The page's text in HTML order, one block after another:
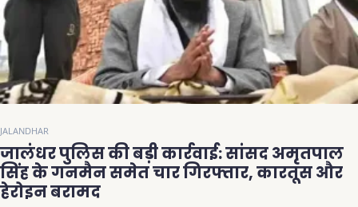
JALANDHAR
जालंधर पुलिस की बड़ी कार्रवाई: सांसद अमृतपाल
सिंह के गनमैन समेत चार गिरफ्तार, कारतूस और
हेरोइन बरामद